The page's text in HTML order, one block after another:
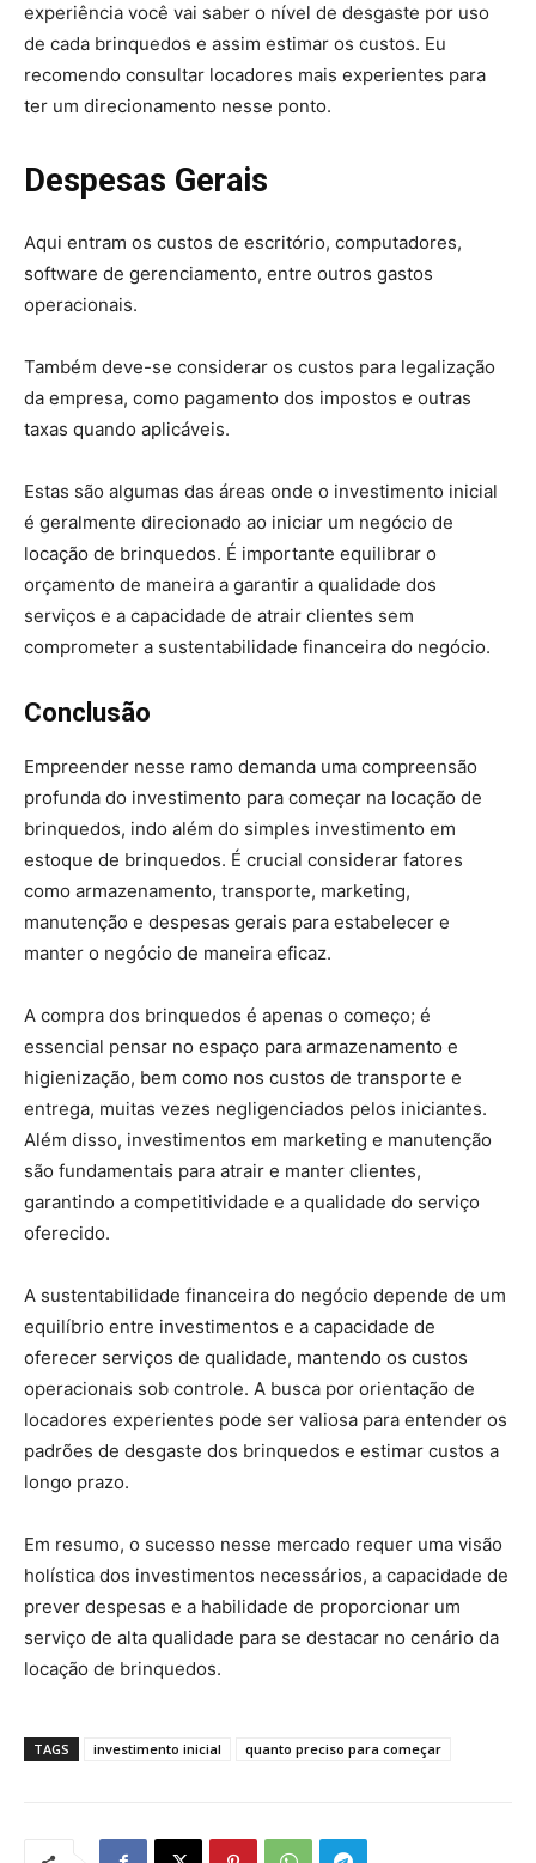
experiência você vai saber o nível de desgaste por uso
de cada brinquedos e assim estimar os custos. Eu
recomendo consultar locadores mais experientes para
ter um direcionamento nesse ponto.
Despesas Gerais
Aqui entram os custos de escritório, computadores,
software de gerenciamento, entre outros gastos
operacionais.
Também deve-se considerar os custos para legalização
da empresa, como pagamento dos impostos e outras
taxas quando aplicáveis.
Estas são algumas das áreas onde o investimento inicial
é geralmente direcionado ao iniciar um negócio de
locação de brinquedos. É importante equilibrar o
orçamento de maneira a garantir a qualidade dos
serviços e a capacidade de atrair clientes sem
comprometer a sustentabilidade financeira do negócio.
Conclusão
Empreender nesse ramo demanda uma compreensão
profunda do investimento para começar na locação de
brinquedos, indo além do simples investimento em
estoque de brinquedos. É crucial considerar fatores
como armazenamento, transporte, marketing,
manutenção e despesas gerais para estabelecer e
manter o negócio de maneira eficaz.
A compra dos brinquedos é apenas o começo; é
essencial pensar no espaço para armazenamento e
higienização, bem como nos custos de transporte e
entrega, muitas vezes negligenciados pelos iniciantes.
Além disso, investimentos em marketing e manutenção
são fundamentais para atrair e manter clientes,
garantindo a competitividade e a qualidade do serviço
oferecido.
A sustentabilidade financeira do negócio depende de um
equilíbrio entre investimentos e a capacidade de
oferecer serviços de qualidade, mantendo os custos
operacionais sob controle. A busca por orientação de
locadores experientes pode ser valiosa para entender os
padrões de desgaste dos brinquedos e estimar custos a
longo prazo.
Em resumo, o sucesso nesse mercado requer uma visão
holística dos investimentos necessários, a capacidade de
prever despesas e a habilidade de proporcionar um
serviço de alta qualidade para se destacar no cenário da
locação de brinquedos.
TAGS investimento inicial quanto preciso para começar